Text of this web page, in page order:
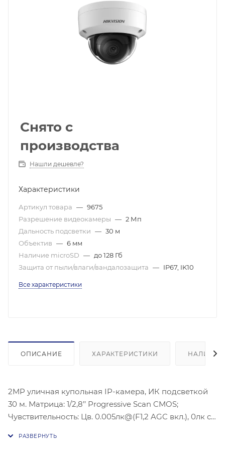
Снято с
производства
Нашли дешевле?
Характеристики
Артикул товара — 9675
Разрешение видеокамеры — 2 Мп
Дальность подсветки — 30 м
Объектив — 6 мм
Наличие microSD — до 128 Гб
Защита от пыли/влаги/вандалозащита — IP67, IK10
Все характеристики
ОПИСАНИЕ ХАРАКТЕРИСТИКИ НАЛИЧИЕ
2MP уличная купольная IP-камера, ИК подсветкой
30 м. Матрица: 1/2,8’’ Progressive Scan CMOS;
Чувствительность: Цв. 0.005лк@(F1,2 AGC вкл.), 0лк с